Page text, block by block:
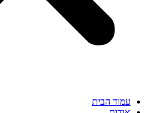
עמוד הבית